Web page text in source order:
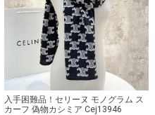
入手困難品！セリーヌ モノグラム ス
カーフ 偽物カシミア Cej13946